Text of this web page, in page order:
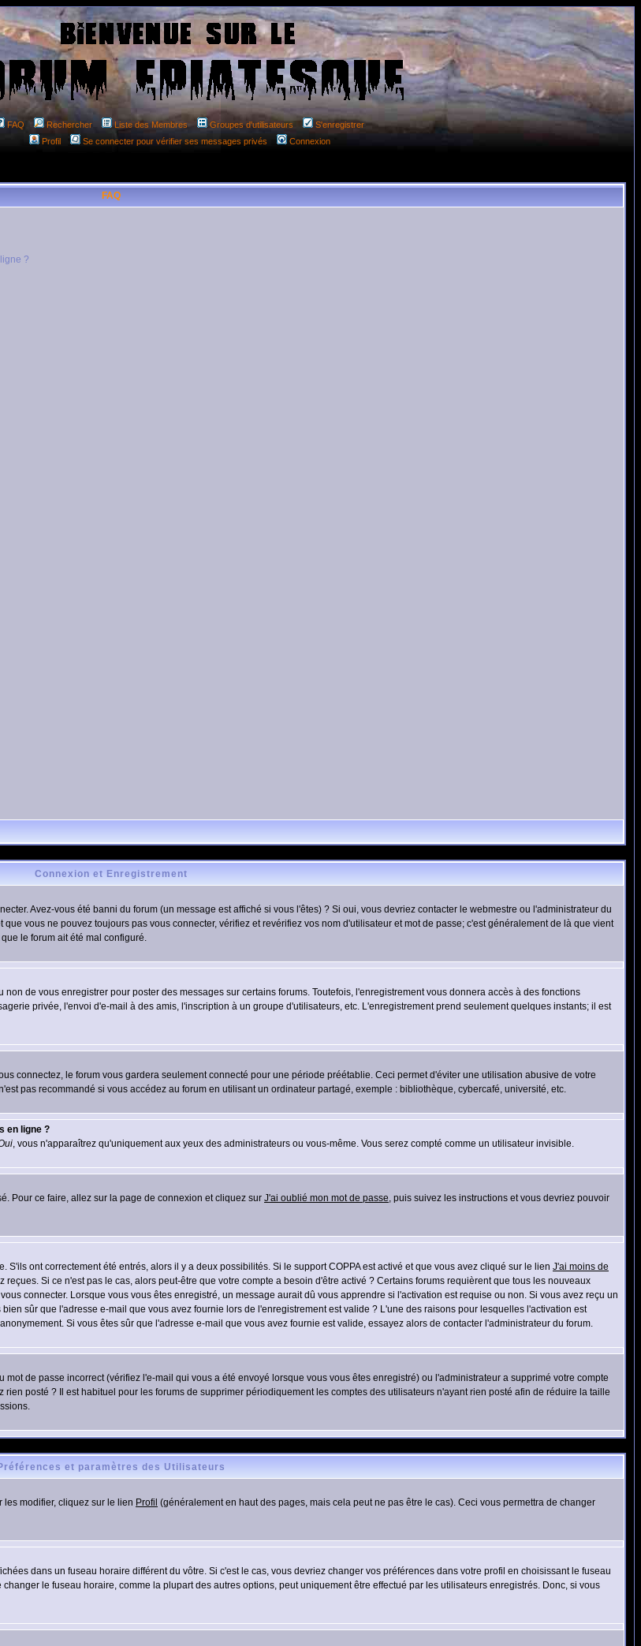
FAQ Rechercher Liste des Membres Groupes d'utilisateurs
S'enregistrer
Profil
Se connecter pour vérifier ses messages privés Connexion
FAQ
?
Connexion et Enregistrement
Avez-vous été banni du forum (un message est affiché si vous l'êtes) ? Si oui, vous devriez contacter le webmestre ou l'administrateur du
vous ne pouvez toujours pas vous connecter, vérifiez et revérifiez vos nom d'utilisateur et mot de passe; c'est généralement de là que vient
le forum ait été mal configuré.
de vous enregistrer pour poster des messages sur certains forums. Toutefois, l'enregistrement vous donnera accès à des fonctions
privée, l'envoi d'e-mail à des amis, l'inscription à un groupe d'utilisateurs, etc. L'enregistrement prend seulement quelques instants; il est
connectez, le forum vous gardera seulement connecté pour une période préétablie. Ceci permet d'éviter une utilisation abusive de votre
pas recommandé si vous accédez au forum en utilisant un ordinateur partagé, exemple : bibliothèque, cybercafé, université, etc.
en ligne ?
, vous n'apparaîtrez qu'uniquement aux yeux des administrateurs ou vous-même. Vous serez compté comme un utilisateur invisible.
Pour ce faire, allez sur la page de connexion et cliquez sur J'ai oublié mon mot de passe, puis suivez les instructions et vous devriez pouvoir
ont correctement été entrés, alors il y a deux possibilités. Si le support COPPA est activé et que vous avez cliqué sur le lien J'ai moins de
Si ce n'est pas le cas, alors peut-être que votre compte a besoin d'être activé ? Certains forums requièrent que tous les nouveaux
connecter. Lorsque vous vous êtes enregistré, un message aurait dû vous apprendre si l'activation est requise ou non. Si vous avez reçu un
sûr que l'adresse e-mail que vous avez fournie lors de l'enregistrement est valide ? L'une des raisons pour lesquelles l'activation est
Si vous êtes sûr que l'adresse e-mail que vous avez fournie est valide, essayez alors de contacter l'administrateur du forum.
de passe incorrect (vérifiez l'e-mail qui vous a été envoyé lorsque vous vous êtes enregistré) ou l'administrateur a supprimé votre compte
posté ? Il est habituel pour les forums de supprimer périodiquement les comptes des utilisateurs n'ayant rien posté afin de réduire la taille
et paramètres des Utilisateurs
les modifier, cliquez sur le lien Profil (généralement en haut des pages, mais cela peut ne pas être le cas). Ceci vous permettra de changer
dans un fuseau horaire différent du vôtre. Si c'est le cas, vous devriez changer vos préférences dans votre profil en choisissant le fuseau
le fuseau horaire, comme la plupart des autres options, peut uniquement être effectué par les utilisateurs enregistrés. Donc, si vous